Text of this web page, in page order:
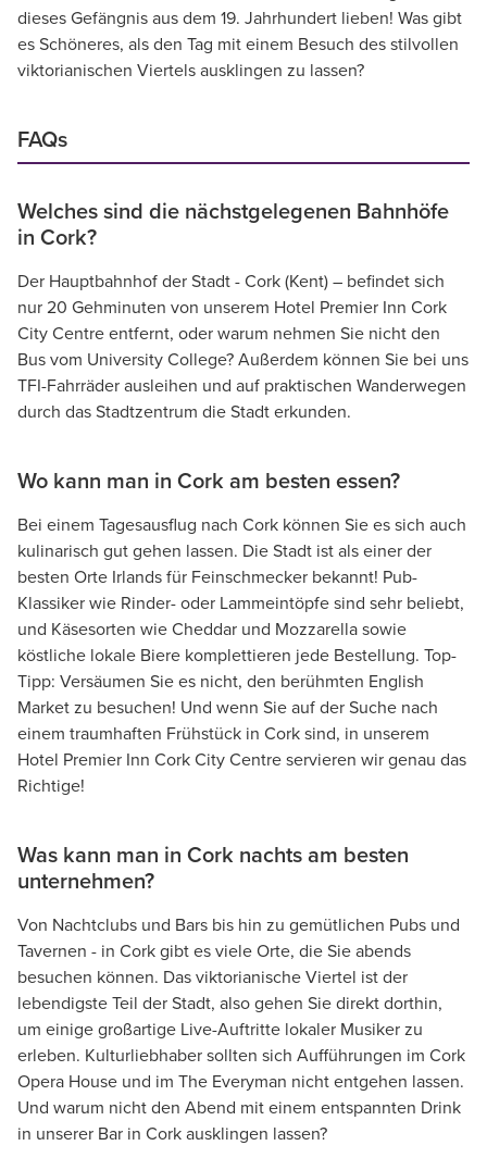
dieses Gefängnis aus dem 19. Jahrhundert lieben! Was gibt
es Schöneres, als den Tag mit einem Besuch des stilvollen
viktorianischen Viertels ausklingen zu lassen?
FAQs
Welches sind die nächstgelegenen Bahnhöfe
in Cork?
Der Hauptbahnhof der Stadt - Cork (Kent) – befindet sich
nur 20 Gehminuten von unserem Hotel Premier Inn Cork
City Centre entfernt, oder warum nehmen Sie nicht den
Bus vom University College? Außerdem können Sie bei uns
TFI-Fahrräder ausleihen und auf praktischen Wanderwegen
durch das Stadtzentrum die Stadt erkunden.
Wo kann man in Cork am besten essen?
Bei einem Tagesausflug nach Cork können Sie es sich auch
kulinarisch gut gehen lassen. Die Stadt ist als einer der
besten Orte Irlands für Feinschmecker bekannt! Pub-
Klassiker wie Rinder- oder Lammeintöpfe sind sehr beliebt,
und Käsesorten wie Cheddar und Mozzarella sowie
köstliche lokale Biere komplettieren jede Bestellung. Top-
Tipp: Versäumen Sie es nicht, den berühmten English
Market zu besuchen! Und wenn Sie auf der Suche nach
einem traumhaften Frühstück in Cork sind, in unserem
Hotel Premier Inn Cork City Centre servieren wir genau das
Richtige!
Was kann man in Cork nachts am besten
unternehmen?
Von Nachtclubs und Bars bis hin zu gemütlichen Pubs und
Tavernen - in Cork gibt es viele Orte, die Sie abends
besuchen können. Das viktorianische Viertel ist der
lebendigste Teil der Stadt, also gehen Sie direkt dorthin,
um einige großartige Live-Auftritte lokaler Musiker zu
erleben. Kulturliebhaber sollten sich Aufführungen im Cork
Opera House und im The Everyman nicht entgehen lassen.
Und warum nicht den Abend mit einem entspannten Drink
in unserer Bar in Cork ausklingen lassen?